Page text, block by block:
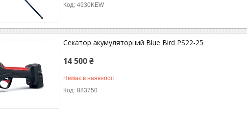
4930KEW
Секатор акумуляторний Blue Bird PS22-25
14 500 ₴
Немає в наявності
883750